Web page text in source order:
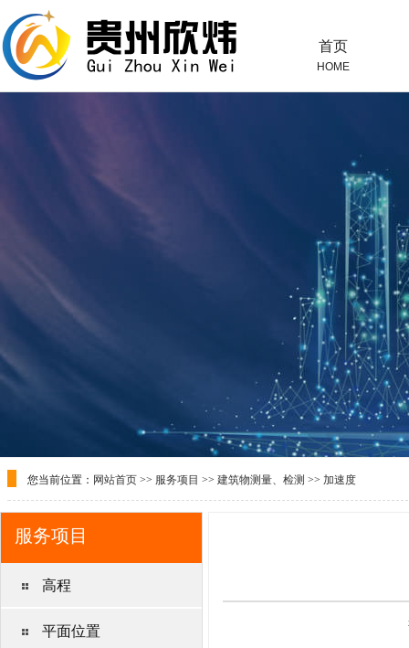
首页
HOME
您当前位置： 网站首页 >> 服务项目 >> 建筑物测量、检测 >> 加速度
服务项目
高程
平面位置